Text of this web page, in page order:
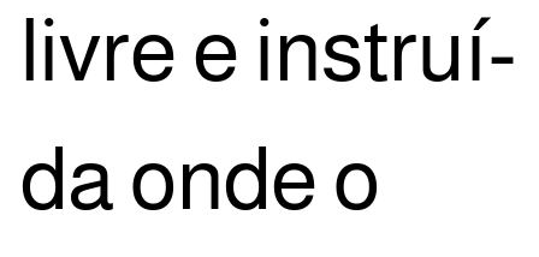
livre e ins­truí­
da onde o